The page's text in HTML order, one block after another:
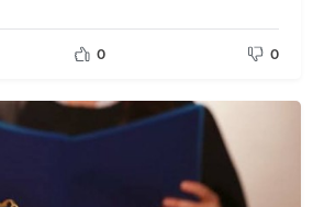
0 0